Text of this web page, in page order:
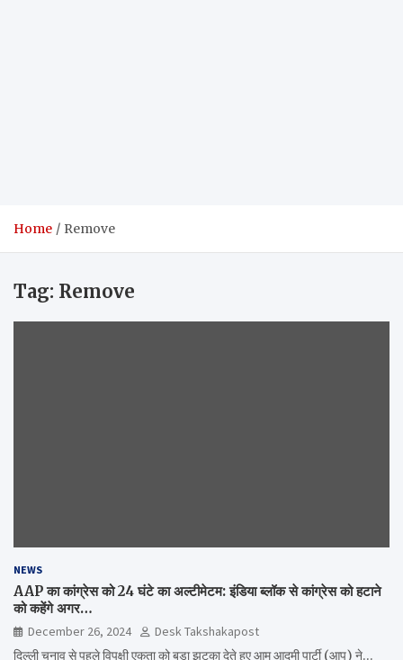
Home Remove
Tag: Remove
NEWS
AAP का कांग्रेस को 24 घंटे का अल्टीमेटम: इंडिया ब्लॉक से कांग्रेस को हटाने
को कहेंगे अगर…
December 26, 2024
Desk Takshakapost
दिल्ली चुनाव से पहले विपक्षी एकता को बड़ा झटका देते हुए आम आदमी पार्टी (आप) ने…